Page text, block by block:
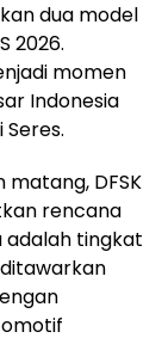
dua model
2026.
momen
Indonesia
DFSK
rencana
adalah tingkat